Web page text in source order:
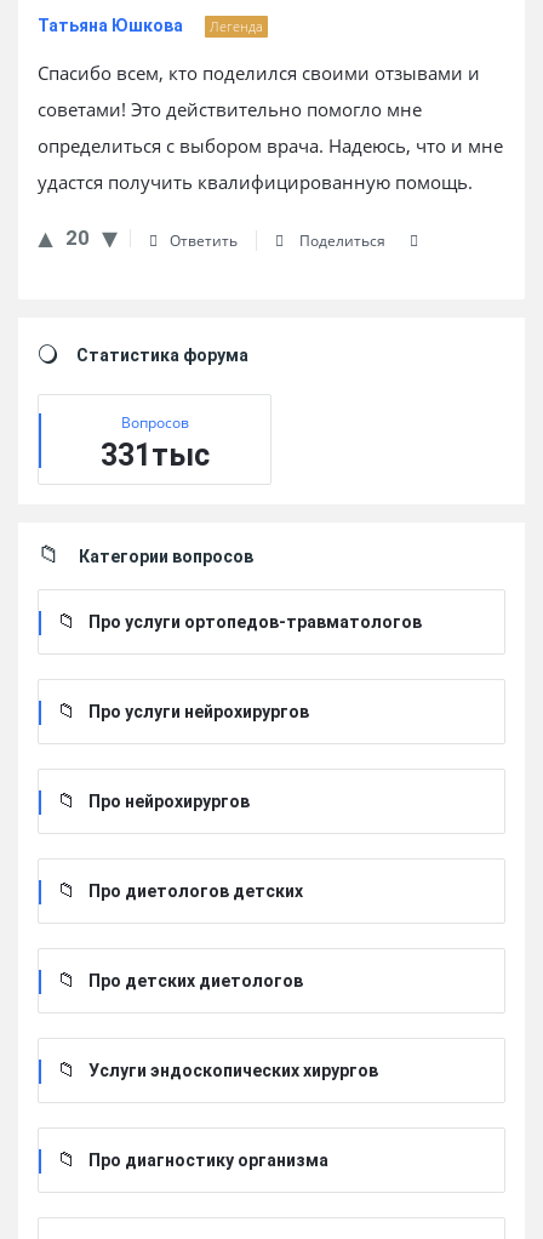
Татьяна Юшкова Легенда
Спасибо всем, кто поделился своими отзывами и
советами! Это действительно помогло мне
определиться с выбором врача. Надеюсь, что и мне
удастся получить квалифицированную помощь.
20 Ответить Поделиться
Статистика форума
Вопросов
331тыс
Категории вопросов
Про услуги ортопедов-травматологов
Про услуги нейрохирургов
Про нейрохирургов
Про диетологов детских
Про детских диетологов
Услуги эндоскопических хирургов
Про диагностику организма